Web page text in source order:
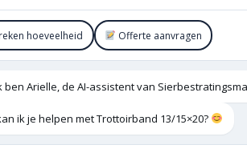
hoeveelheid Offerte aanvragen
ben Arielle, de AI-assistent van
ik je helpen met Trottoirband 13/15×20?